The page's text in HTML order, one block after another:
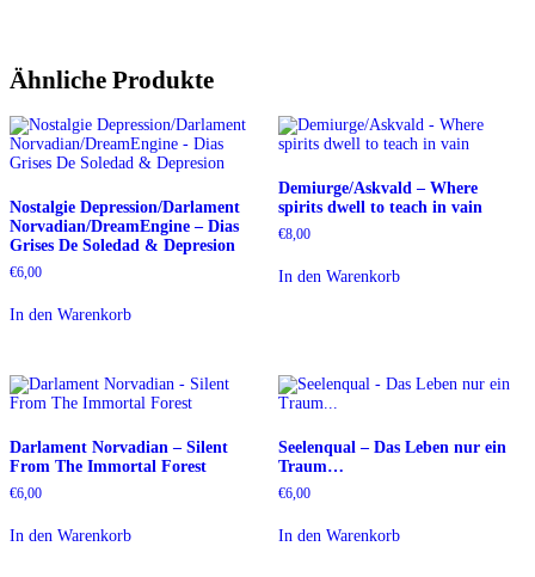
Ähnliche Produkte
Nostalgie Depression/Darlament
Norvadian/DreamEngine – Dias
Grises De Soledad & Depresion
€6,00
In den Warenkorb
Demiurge/Askvald – Where
spirits dwell to teach in vain
€8,00
In den Warenkorb
Darlament Norvadian – Silent
From The Immortal Forest
€6,00
In den Warenkorb
Seelenqual – Das Leben nur ein
Traum…
€6,00
In den Warenkorb